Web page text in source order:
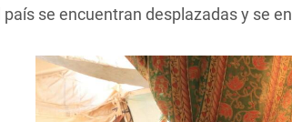
país se encuentran desplazadas y se